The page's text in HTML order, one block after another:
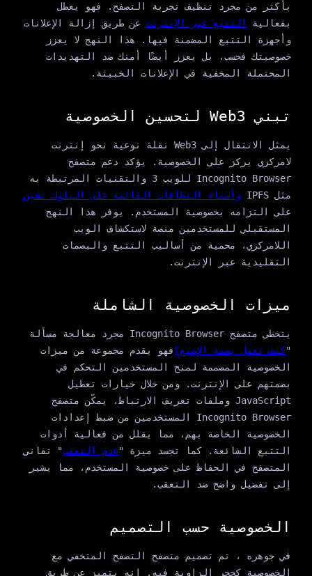
بأكثر من مجرد تنظيف تجربة التصفح. فهو يعطل
بفعالية التتبع عبر الإنترنتعن طريق إزالة الإعلانات
وأجهزة التتبع المضمنة فيها. هذا النهج لا يعزز
خصوصيتك فحسب، بل يعزز أيضًا أمنك ضد التهديدات
المحتملة المخفية في الإعلانات الخبيثة.
تبني Web3 لتحسين الخصوصية
يمثل الانتقال إلى Web3 نقلة نوعية نحو إنترنت
لامركزي يركز على الخصوصية. يؤكد دعم متصفح
Incognito Browser للويب 3 والتقنيات المرتبطة به
مثل IPFS
وأسماء النطاقات القائمة على البلوك تشين
على التزامه بخصوصية المستخدم. يوفر هذا النهج
المستقبلي للمستخدمين منصة لاستكشاف الويب
اللامركزي، محمية من أساليب التتبع والبصمات
التقليدية عبر الإنترنت.
ميزات الخصوصية الشاملة
يتخطى متصفح Incognito Browser مجرد معالجة مسألة
كيف تعمل بصمة الإصبع؟فهو يقدم مجموعة من ميزات
الخصوصية المصممة لمنح المستخدمين التحكم في
بصمتهم على الإنترنت. ومن خلال خيارات تعطيل
JavaScript وملفات تعريف الارتباط، يمكّن متصفح
Incognito Browser المستخدمين من ضبط إعدادات
الخصوصية الخاصة بهم، مما يقلل من فعالية أدوات
التتبع الشائعة. كما تجسد ميزة " عدم التعقب" تفاني
المتصفح في الحفاظ على خصوصية المستخدم، مما يشير
إلى تفضيل واضح ضد التعقب.
الخصوصية حسب التصميم
في جوهره ، تم تصميم متصفح التصفح المتخفي مع
الخصوصية كحجر الزاوية فيه. إنه يتميز عن طريق